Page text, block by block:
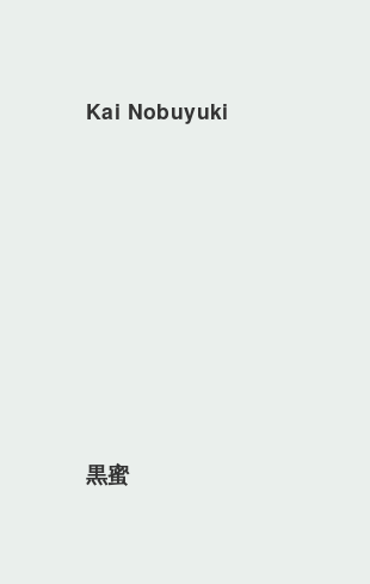
Kai Nobuyuki
黒蜜